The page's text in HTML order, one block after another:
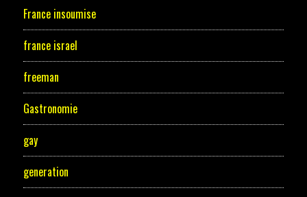
France insoumise
france israel
freeman
Gastronomie
gay
generation